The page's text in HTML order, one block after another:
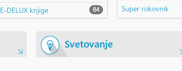
E-DELUX knjige 84
Super rokovnik
Svetovanje